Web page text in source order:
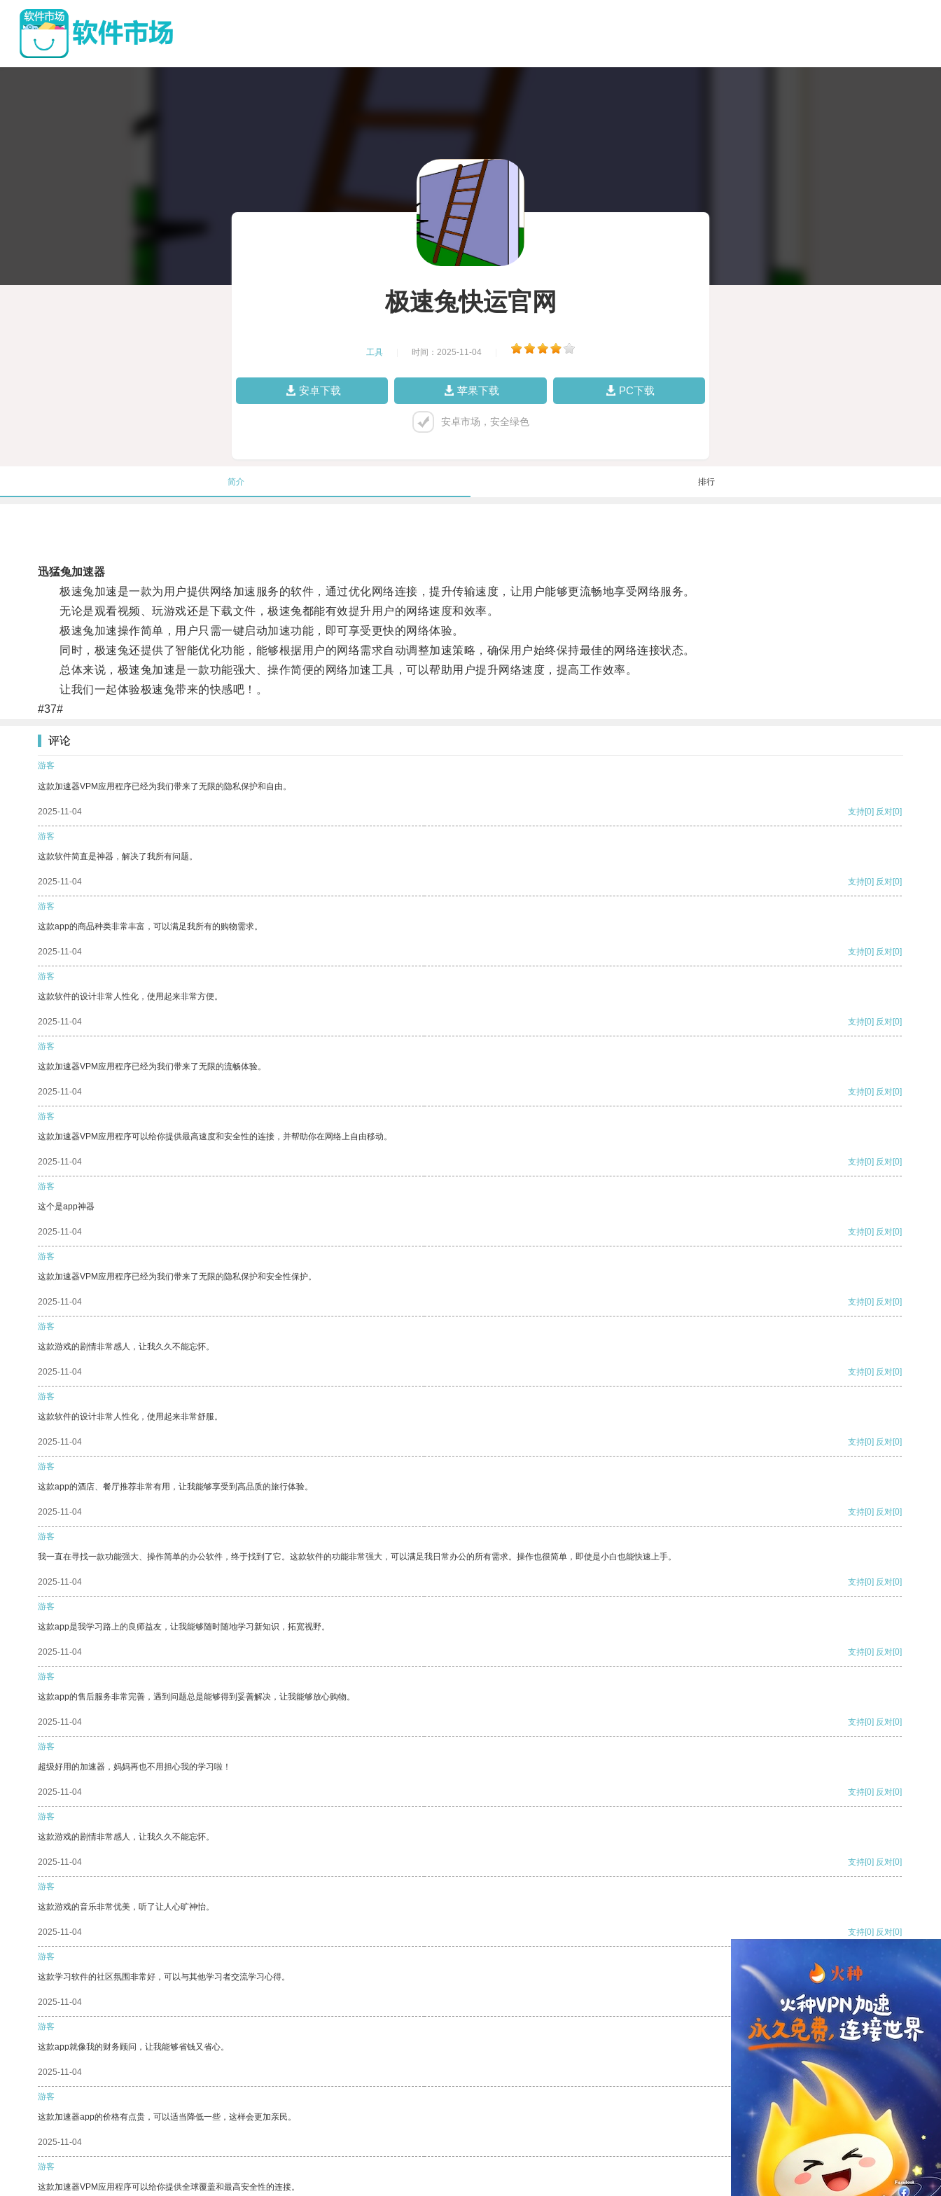
极速兔快运官网
工具 时间：2025-11-04
安卓下载 苹果下载 PC下载
安卓市场，安全绿色
简介 排行
迅猛兔加速器
极速兔加速是一款为用户提供网络加速服务的软件，通过优化网络连接，提升传输速度，让用户能够更流畅地享受网络服务。
无论是观看视频、玩游戏还是下载文件，极速兔都能有效提升用户的网络速度和效率。
极速兔加速操作简单，用户只需一键启动加速功能，即可享受更快的网络体验。
同时，极速兔还提供了智能优化功能，能够根据用户的网络需求自动调整加速策略，确保用户始终保持最佳的网络连接状态。
总体来说，极速兔加速是一款功能强大、操作简便的网络加速工具，可以帮助用户提升网络速度，提高工作效率。
让我们一起体验极速兔带来的快感吧！。
#37#
评论
游客
这款加速器VPM应用程序已经为我们带来了无限的隐私保护和自由。
2025-11-04 支持[0] 反对[0]
游客
这款软件简直是神器，解决了我所有问题。
2025-11-04 支持[0] 反对[0]
游客
这款app的商品种类非常丰富，可以满足我所有的购物需求。
2025-11-04 支持[0] 反对[0]
游客
这款软件的设计非常人性化，使用起来非常方便。
2025-11-04 支持[0] 反对[0]
游客
这款加速器VPM应用程序已经为我们带来了无限的流畅体验。
2025-11-04 支持[0] 反对[0]
游客
这款加速器VPM应用程序可以给你提供最高速度和安全性的连接，并帮助你在网络上自由移动。
2025-11-04 支持[0] 反对[0]
游客
这个是app神器
2025-11-04 支持[0] 反对[0]
游客
这款加速器VPM应用程序已经为我们带来了无限的隐私保护和安全性保护。
2025-11-04 支持[0] 反对[0]
游客
这款游戏的剧情非常感人，让我久久不能忘怀。
2025-11-04 支持[0] 反对[0]
游客
这款软件的设计非常人性化，使用起来非常舒服。
2025-11-04 支持[0] 反对[0]
游客
这款app的酒店、餐厅推荐非常有用，让我能够享受到高品质的旅行体验。
2025-11-04 支持[0] 反对[0]
游客
我一直在寻找一款功能强大、操作简单的办公软件，终于找到了它。这款软件的功能非常强大，可以满足我日常办公的所有需求。操作也很简单，即使是小白也能快速上手。
2025-11-04 支持[0] 反对[0]
游客
这款app是我学习路上的良师益友，让我能够随时随地学习新知识，拓宽视野。
2025-11-04 支持[0] 反对[0]
游客
这款app的售后服务非常完善，遇到问题总是能够得到妥善解决，让我能够放心购物。
2025-11-04 支持[0] 反对[0]
游客
超级好用的加速器，妈妈再也不用担心我的学习啦！
2025-11-04 支持[0] 反对[0]
游客
这款游戏的剧情非常感人，让我久久不能忘怀。
2025-11-04 支持[0] 反对[0]
游客
这款游戏的音乐非常优美，听了让人心旷神怡。
2025-11-04 支持[0] 反对[0]
游客
这款学习软件的社区氛围非常好，可以与其他学习者交流学习心得。
2025-11-04 支持[0] 反对
游客
这款app就像我的财务顾问，让我能够省钱又省心。
2025-11-04 支持
游客
这款加速器app的价格有点贵，可以适当降低一些，这样会更加亲民。
2025-11-04 反对 [0]
游客
这款加速器VPM应用程序可以给你提供全球覆盖和最高安全性的连接。